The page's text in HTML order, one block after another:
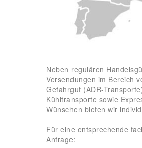
Neben regulären
Versendungen im Bereich
Gefahrgut (ADR-
Kühltransporte sowie
Wünschen bieten wir
Für eine entsprechende
Anfrage: